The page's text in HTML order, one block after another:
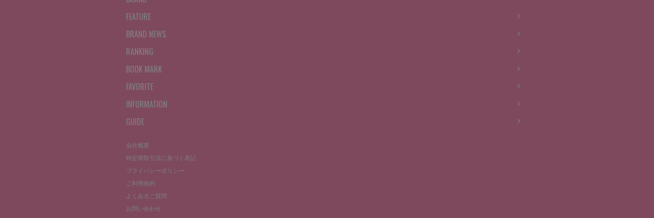
FEATURE
BRAND NEWS
RANKING
BOOK MARK
FAVORITE
INFORMATION
GUIDE
会社概要
特定商取引法に基づく表記
プライバシーポリシー
ご利用規約
よくあるご質問
お問い合わせ